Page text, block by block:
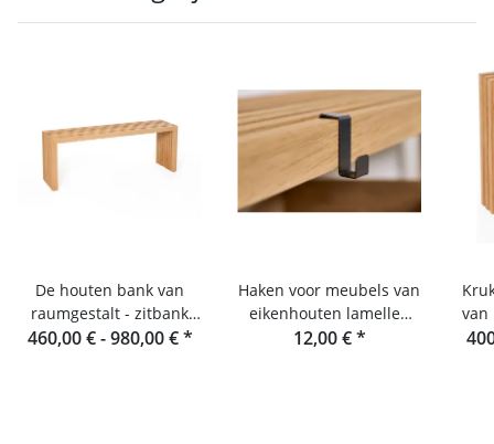
De houten bank van
raumgestalt - zitbank
van eikenhouten
460,00 € -980,00 €*
Haken voor meubels van
eikenhouten lamellen
van Raumgestalt
12,00 €*
van